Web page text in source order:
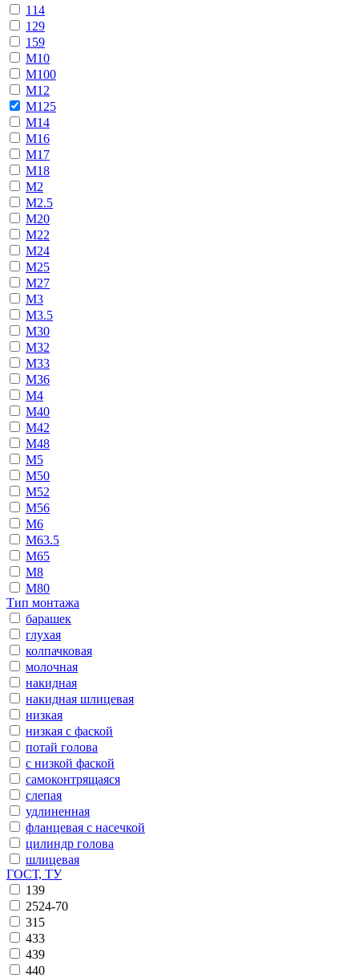
114
129
159
М10
М100
М12
М125
М14
М16
М17
М18
М2
М2.5
М20
М22
М24
М25
М27
М3
М3.5
М30
М32
М33
М36
М4
М40
М42
М48
М5
М50
М52
М56
М6
М63.5
М65
М8
М80
Тип монтажа
барашек
глухая
колпачковая
молочная
накидная
накидная шлицевая
низкая
низкая с фаской
потай голова
с низкой фаской
самоконтрящаяся
слепая
удлиненная
фланцевая с насечкой
цилиндр голова
шлицевая
ГОСТ, ТУ
139
2524-70
315
433
439
440